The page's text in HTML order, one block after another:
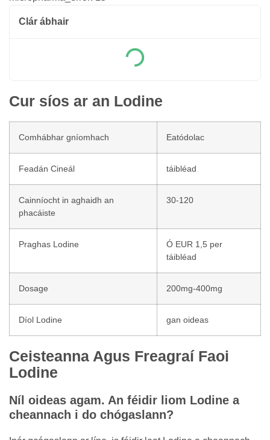
Clár ábhair
Cur síos ar an Lodine
Comhábhar gníomhach Eatódolac
Feadán Cineál táibléad
Cainníocht in aghaidh an
phacáiste
30-120
Praghas Lodine
Ó EUR 1,5 per
táibléad
Dosage 200mg-400mg
Díol Lodine gan oideas
Ceisteanna Agus Freagraí Faoi
Lodine
Níl oideas agam. An féidir liom Lodine a
cheannach i do chógaslann?